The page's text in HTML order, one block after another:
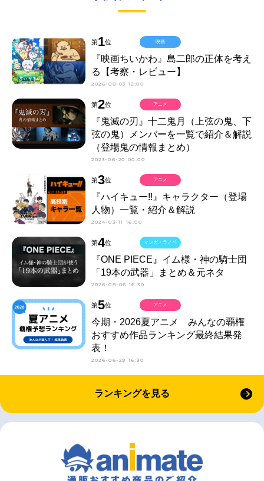
第1位
『映画ちいかわ』島二郎の正体を考え
る【考察・レビュー】
2026-08-03 12:00
映画
第2位
『鬼滅の刃』十二鬼月（上弦の鬼、下
弦の鬼）メンバーを一覧で紹介＆解説
（登場鬼の情報まとめ）
2023-06-20 00:00
アニメ
第3位
『ハイキュー!!』キャラクター（登場
人物）一覧・紹介＆解説
2024-03-11 16:00
アニメ
第4位
『ONE PIECE』イム様・神の騎士団
「19本の武器」まとめ＆元ネタ
2026-08-06 16:30
マンガ・ラノベ
第5位
今期・2026夏アニメ みんなの覇権
おすすめ作品ランキング最終結果発
表！
2026-06-29 16:30
アニメ
ランキングを見る